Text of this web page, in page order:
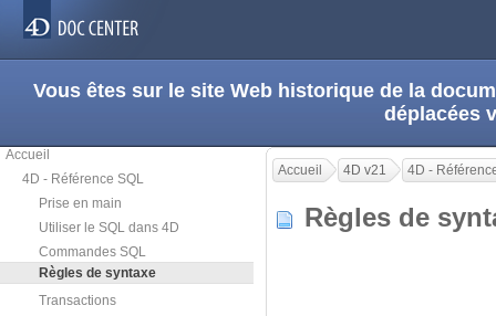
Vous êtes sur le site Web historique de la
déplacées
Accueil
4D - Référence SQL
Prise en main
Utiliser le SQL dans 4D
Commandes SQL
Règles de syntaxe
Transactions
Accueil 4D v21 4D -
Règles de